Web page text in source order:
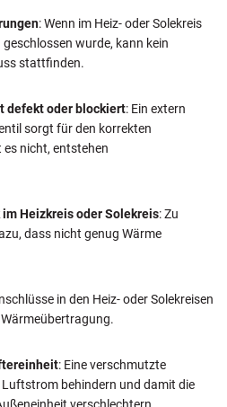
: Wenn im Heiz- oder Solekreis
wurde, kann kein
stattfinden.
defekt oder blockiert: Ein extern
sorgt für den korrekten
nicht, entstehen
Heizkreis oder Solekreis: Zu
dass nicht genug Wärme
in den Heiz- oder Solekreisen
: Eine verschmutzte
behindern und damit die